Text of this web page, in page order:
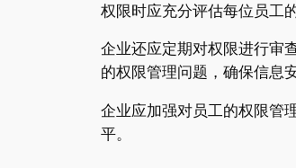
权限时应充分评估每位员工
企业还应定期对权限进行审
的权限管理问题，确保信息
企业应加强对员工的权限管
平。